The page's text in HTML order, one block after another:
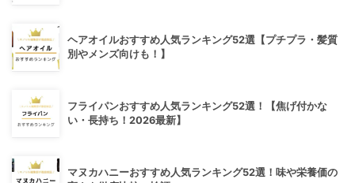
ヘアオイルおすすめ人気ランキング52選【プチプラ・髪質
別やメンズ向けも！】
フライパンおすすめ人気ランキング52選！【焦げ付かな
い・長持ち！2026最新】
マヌカハニーおすすめ人気ランキング52選！味や栄養価の